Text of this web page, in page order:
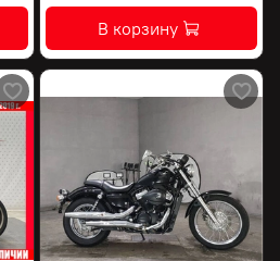
В корзину